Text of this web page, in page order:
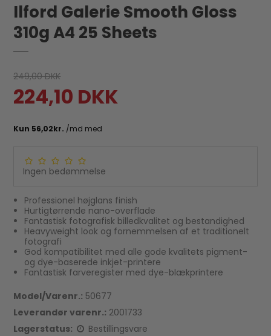
Ilford Galerie Smooth Gloss
310g A4 25 Sheets
249,00 DKK
224,10 DKK
Ingen bedømmelse
Professionel højglans finish
Hurtigtørrende nano-overflade
Fantastisk fotografisk billedkvalitet og bestandighed
Heavyweight look og fornemmelsen af et traditionelt
fotografi
God kompatibilitet med alle gode kvalitets pigment-
og dye-baserede inkjet-printere
Fantastisk farveregister med dye-blækprintere
Model/Varenr.: 50677
Leverandør varenr.: 2001733
Lagerstatus:
Bestillingsvare